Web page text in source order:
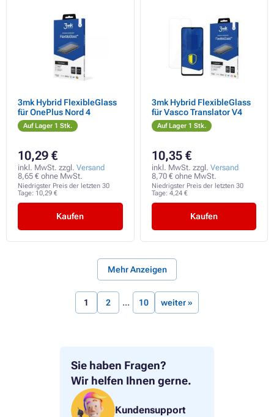
Sie haben Fragen?
Wir helfen Ihnen gerne.
Kundensupport
3mk Hybrid FlexibleGlass
für OnePlus Nord 4
Auf Lager 1 Stk.
10,29 €
inkl. MwSt. zzgl. Versand
8,65 € ohne MwSt.
Niedrigster Preis der letzten 30
Tage: 10,29 €
Kaufen
3mk Hybrid FlexibleGlass
für Vasco Translator V4
Auf Lager 1 Stk.
10,35 €
inkl. MwSt. zzgl. Versand
8,70 € ohne MwSt.
Niedrigster Preis der letzten 30
Tage: 4,24 €
Kaufen
Mehr Anzeigen
1 2 10 weiter »